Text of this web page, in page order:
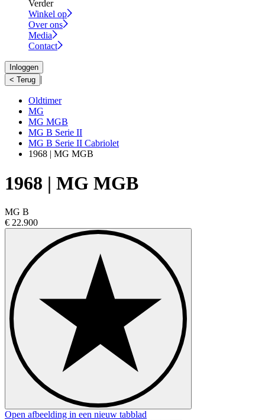
Verder
Winkel op
Over ons
Media
Contact
Inloggen
< Terug |
Oldtimer
MG
MG MGB
MG B Serie II
MG B Serie II Cabriolet
1968 | MG MGB
1968 | MG MGB
MG B
€ 22.900
Open afbeelding in een nieuw tabblad